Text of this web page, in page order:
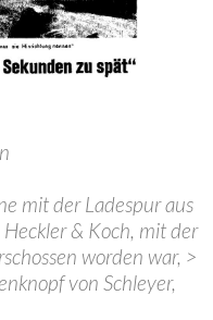
mit der Ladespur aus
& Koch, mit der
worden war, >
von Schleyer,